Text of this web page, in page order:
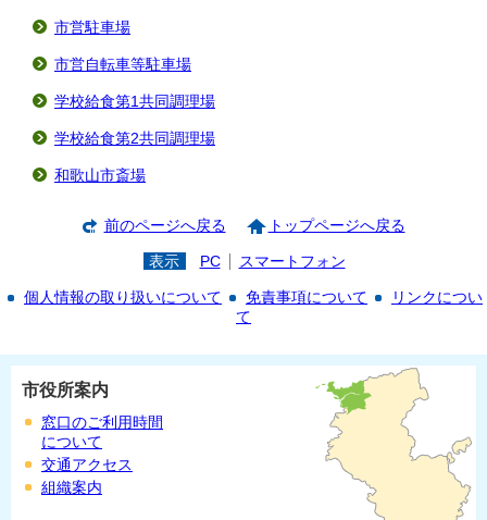
市営駐車場
市営自転車等駐車場
学校給食第1共同調理場
学校給食第2共同調理場
和歌山市斎場
前のページへ戻る トップページへ戻る
表示 PC スマートフォン
個人情報の取り扱いについて 免責事項について
リンクについ
て
市役所案内
窓口のご利用時間
について
交通アクセス
組織案内